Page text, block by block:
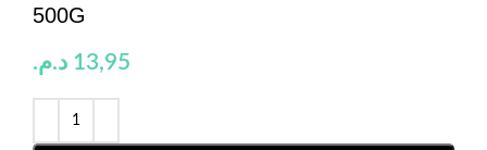
500G
13,95 د.م.